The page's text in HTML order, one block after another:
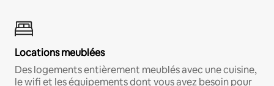
Locations meublées
Des logements entièrement meublés avec une cuisine,
le wifi et les équipements dont vous avez besoin pour